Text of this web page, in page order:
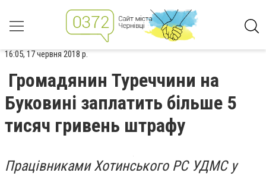
16:05, 17 червня 2018 р.
Громадянин Туреччини на
Буковині заплатить більше 5
тисяч гривень штрафу
Працівниками Хотинського РС УДМС у